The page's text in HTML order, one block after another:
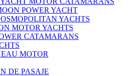
POWER YACHT
YACHTS
MOTOR YACHTS
CATAMARANS
MOTOR
DE PASAJE